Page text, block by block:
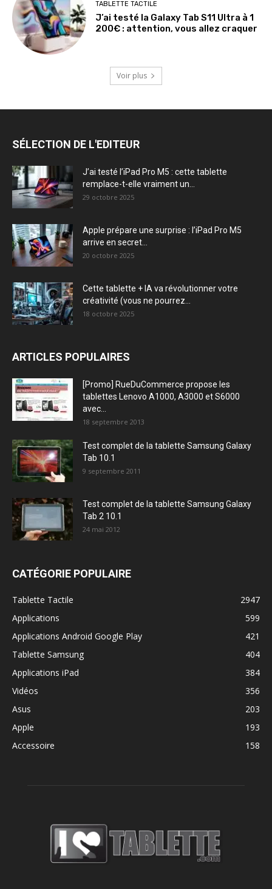
TABLETTE TACTILE
J’ai testé la Galaxy Tab S11 Ultra à 1
200€ : attention, vous allez craquer
Voir plus
SÉLECTION DE L'EDITEUR
J’ai testé l’iPad Pro M5 : cette tablette
remplace-t-elle vraiment un...
29 octobre 2025
Apple prépare une surprise : l’iPad Pro M5
arrive en secret...
20 octobre 2025
Cette tablette + IA va révolutionner votre
créativité (vous ne pourrez...
18 octobre 2025
ARTICLES POPULAIRES
[Promo] RueDuCommerce propose les
tablettes Lenovo A1000, A3000 et S6000
avec...
18 septembre 2013
Test complet de la tablette Samsung Galaxy
Tab 10.1
9 septembre 2011
Test complet de la tablette Samsung Galaxy
Tab 2 10.1
24 mai 2012
CATÉGORIE POPULAIRE
Tablette Tactile
2947
Applications
599
Applications Android Google Play
421
Tablette Samsung
404
Applications iPad
384
Vidéos
356
Asus
203
Apple
193
Accessoire
158